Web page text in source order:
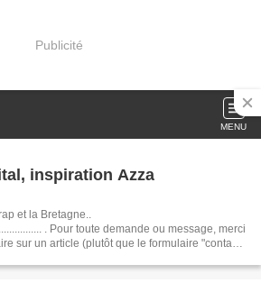
Publicité
MENU
inspiration Azza
et la Bretagne..
. Pour toute demande ou message, merci
sur un article (plutôt que le formulaire "contact",
une belle journée :)